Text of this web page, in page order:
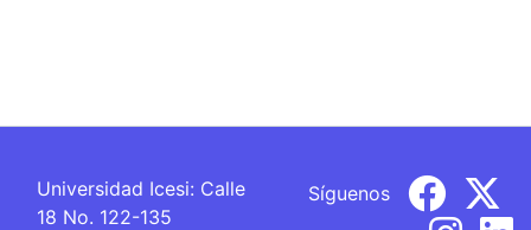
Universidad Icesi: Calle
18 No. 122-135
Síguenos